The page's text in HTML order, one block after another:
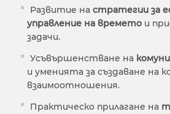
Развитие на стратегии за
управление на времето и
задачи.
Усъвършенстване на
и уменията за създаване на
взаимоотношения.
Практическо прилагане на